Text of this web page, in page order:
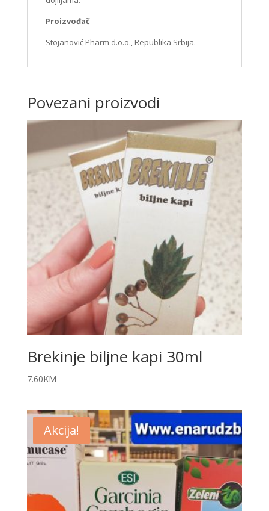
Proizvođač
Stojanović Pharm d.o.o., Republika Srbija.
Povezani proizvodi
Brekinje biljne kapi 30ml
7.60KM
Akcija!